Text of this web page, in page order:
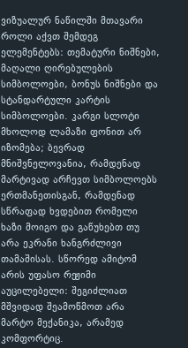
ვიზუალურ ნაწილში მთავარი
როლი აქვთ შემდეგ
ელემენტებს: თემატური ნიშნები,
მაღალი ღირებულების
სიმბოლოები, ბონუს ნიშნები და
სტანდარტული კარტის
სიმბოლოები. კარგი სლოტი
მხოლოდ ლამაზი ფონით არ
იზომება; ბევრად
მნიშვნელოვანია, რამდენად
მარტივად არჩევთ სიმბოლოებს
ერთმანეთისგან, რამდენად
სწრაფად ხვდებით რომელი
ხაზი მოიგო და გაწუხებთ თუ
არა ეკრანი ხანგრძლივი
თამაშისას. სწორედ ამიტომ
არის უფასო რეჟიმი
აუცილებელი: შეგიძლიათ
მშვიდად შეამოწმოთ არა
მარტო მექანიკა, არამედ
კომფორტიც.